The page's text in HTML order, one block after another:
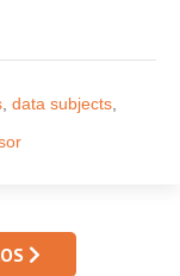
data subjects